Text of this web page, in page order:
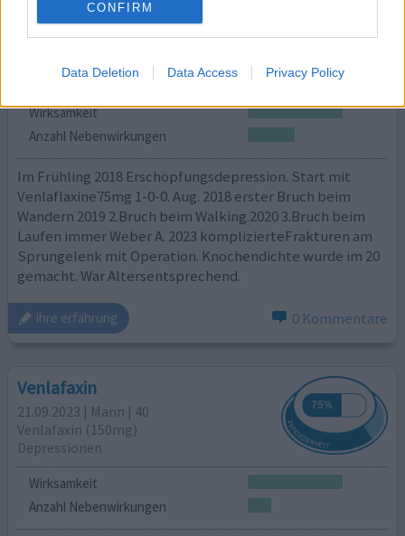
CONFIRM
Data Deletion Data Access Privacy Policy
Venlafaxin
25.09.2023 | Frau | 57
Depressionen
Wirksamkeit
Anzahl Nebenwirkungen
Im Frühling 2018 Erschöpfungsdepression. Start mit
Venlaflaxine75mg 1-0-0. Aug. 2018 erster Bruch beim
Wandern 2019 2.Bruch beim Walking.2020 3.Bruch beim
Laufen immer Weber A. 2023 komplizierteFrakturen am
Sprungelenk mit Operation. Knochendichte wurde im 20
gemacht. War Altersentsprechend.
ihre erfahrung 0 Kommentare
Venlafaxin
21.09.2023 | Mann | 40
Venlafaxin (150mg)
Depressionen
Wirksamkeit
Anzahl Nebenwirkungen